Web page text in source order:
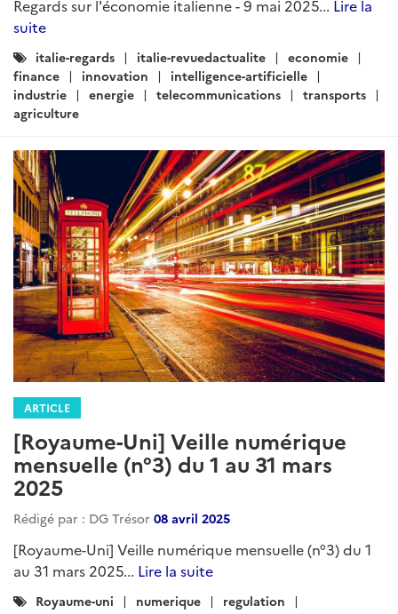
Regards sur l'économie italienne - 9 mai 2025... Lire la
suite
Catégories
:
italie-regards italie-revuedactualite
economie
finance
innovation
intelligence-artificielle
industrie
energie telecommunications
transports
agriculture
ARTICLE
[Royaume-Uni] Veille numérique
mensuelle (n°3) du 1 au 31 mars
2025
Rédigé par : DG Trésor 08 avril 2025
[Royaume-Uni] Veille numérique mensuelle (n°3) du 1
au 31 mars 2025... Lire la suite
Catégories
Royaume-uni numerique
regulation